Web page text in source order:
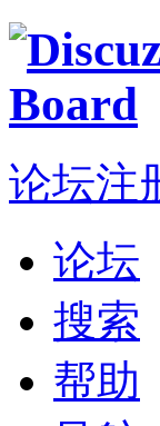
论坛注
论坛
搜索
帮助